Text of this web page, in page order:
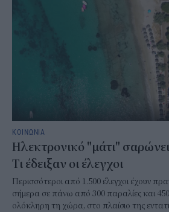
ΚΟΙΝΩΝΙΑ
Ηλεκτρονικό "μάτι"
Τι έδειξαν οι έλεγχοι
Περισσότεροι από 1.500 έλεγχοι έχουν
σήμερα σε πάνω από 300 παραλίες και 450
ολόκληρη τη χώρα, στο πλαίσιο της